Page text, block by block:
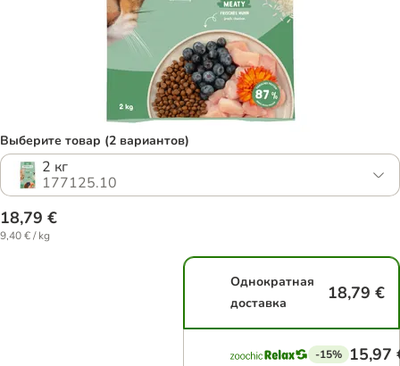
Выберите товар (2 вариантов)
2 кг
177125.10
18,79 €
9,40 € / kg
Однократная
доставка
18,79 €
-15% 15,97